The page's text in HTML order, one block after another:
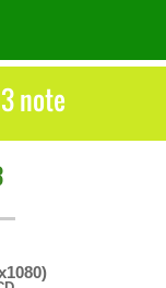
note